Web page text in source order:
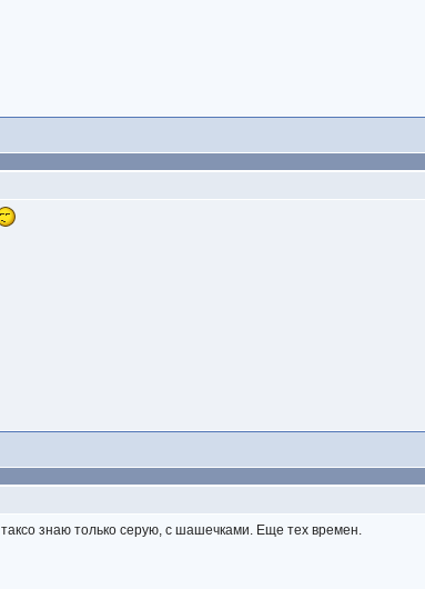
знаю только серую, с шашечками. Еще тех времен.